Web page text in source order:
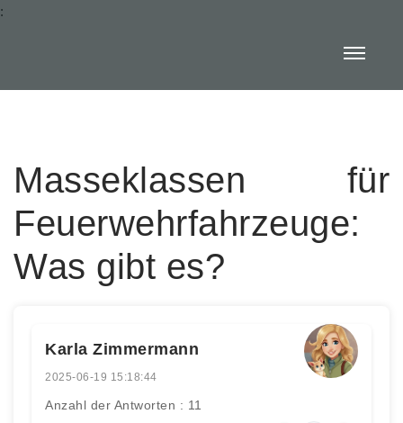
:
Masseklassen für
Feuerwehrfahrzeuge:
Was gibt es?
Karla Zimmermann
2025-06-19 15:18:44
Anzahl der Antworten : 11